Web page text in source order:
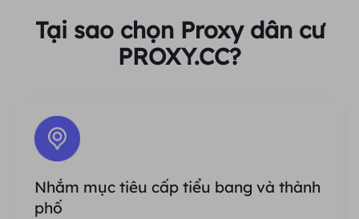
Tại sao chọn Proxy dân cư
PROXY.CC?
Nhắm mục tiêu cấp tiểu bang và thành
phố